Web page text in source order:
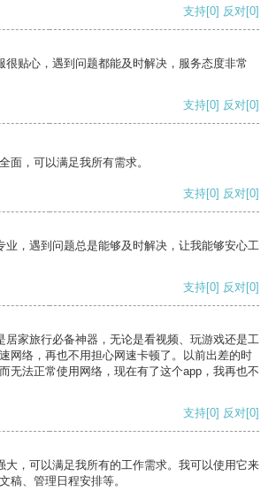
支持[0] 反对[0]
很贴心，遇到问题都能及时解决，服务态度非常
支持[0] 反对[0]
面，可以满足我所有需求。
支持[0] 反对[0]
业，遇到问题总是能够及时解决，让我能够安心工
支持[0] 反对[0]
居家旅行必备神器，无论是看视频、玩游戏还是工
网络，再也不用担心网速卡顿了。以前出差的时
无法正常使用网络，现在有了这个app，我再也不
支持[0] 反对[0]
大，可以满足我所有的工作需求。我可以使用它来
稿、管理日程安排等。